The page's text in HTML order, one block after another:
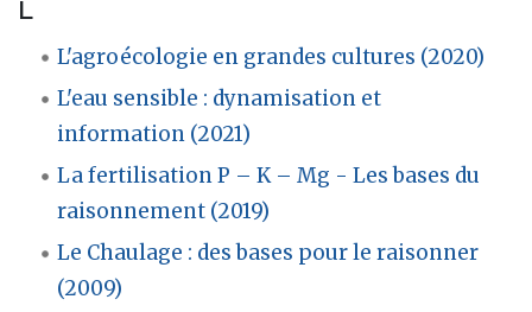
L
L'agroécologie en grandes cultures (2020)
L'eau sensible : dynamisation et
information (2021)
La fertilisation P – K – Mg - Les bases du
raisonnement (2019)
Le Chaulage : des bases pour le raisonner
(2009)